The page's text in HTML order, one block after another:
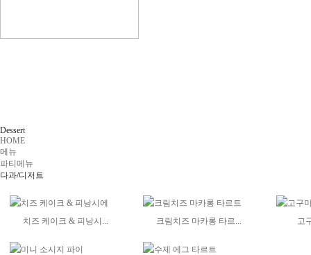
Dessert
HOME
메뉴
파티메뉴
다과/디저트
치즈 케이크 & 피낭시... 크림치즈 마카롱 타르... 고